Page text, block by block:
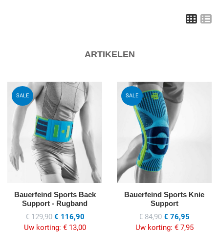
Grid
ARTIKELEN
SALE
Voeg toe aan mijn wenslijst
Quick View
Bauerfeind Sports Back
Support - Rugband
€ 129,90 € 116,90
Uw korting: € 13,00
SALE
Bauerfeind Sports Knie
Support
€ 84,90 € 76,95
Uw korting: € 7,95